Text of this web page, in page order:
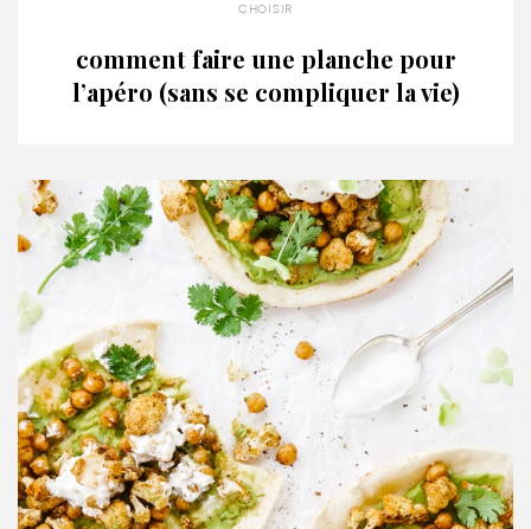
choisir
comment faire une planche pour
l’apéro (sans se compliquer la vie)